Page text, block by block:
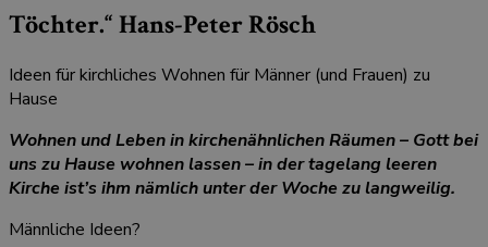
Töchter.“ Hans-Peter Rösch
Ideen für kirchliches Wohnen für Männer (und Frauen) zu
Hause
Wohnen und Leben in kirchenähnlichen Räumen – Gott bei
uns zu Hause wohnen lassen – in der tagelang leeren
Kirche ist’s ihm nämlich unter der Woche zu langweilig.
Männliche Ideen?